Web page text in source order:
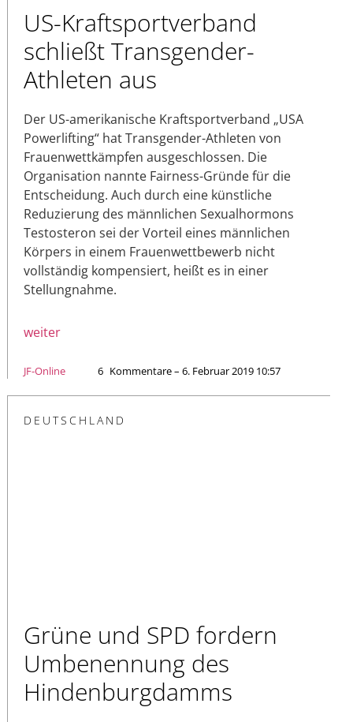
US-Kraftsportverband
schließt Transgender-
Athleten aus
Der US-amerikanische Kraftsportverband „USA
Powerlifting“ hat Transgender-Athleten von
Frauenwettkämpfen ausgeschlossen. Die
Organisation nannte Fairness-Gründe für die
Entscheidung. Auch durch eine künstliche
Reduzierung des männlichen Sexualhormons
Testosteron sei der Vorteil eines männlichen
Körpers in einem Frauenwettbewerb nicht
vollständig kompensiert, heißt es in einer
Stellungnahme.
weiter
JF-Online 6 Kommentare – 6. Februar 2019 10:57
DEUTSCHLAND
Grüne und SPD fordern
Umbenennung des
Hindenburgdamms